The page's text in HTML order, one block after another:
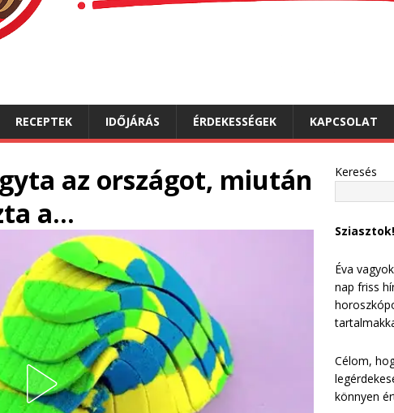
RECEPTEK IDŐJÁRÁS ÉRDEKESSÉGEK KAPCSOLAT
az országot, miután
a…
Keresés
Sziasztok!
Éva
nap friss
Célom,
könnyen